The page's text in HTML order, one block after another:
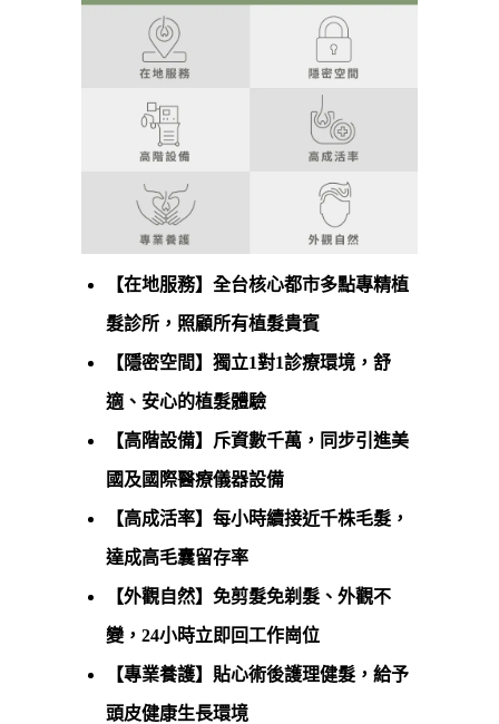
【在地服務】全台核心都市多點專精植
髮診所，照顧所有植髮貴賓
【隱密空間】獨立1對1診療環境，舒
適、安心的植髮體驗
【高階設備】斥資數千萬，同步引進美
國及國際醫療儀器設備
【高成活率】每小時續接近千株毛髮，
達成高毛囊留存率
【外觀自然】免剪髮免剃髮、外觀不
變，24小時立即回工作崗位
【專業養護】貼心術後護理健髮，給予
頭皮健康生長環境